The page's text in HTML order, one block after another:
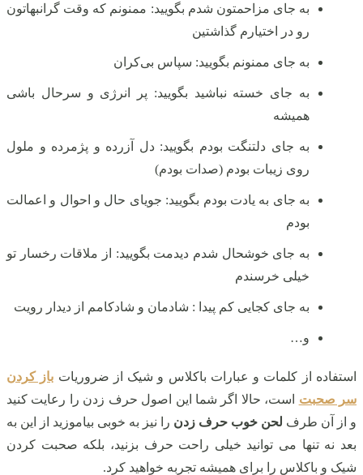
به‌ جای مزاحمتون شدم بگویید: ممنونم که وقت گرانبهاتون
رو در اختیارم گذاشتین
به‌ جای ممنونم بگویید: سپاس بی‌کران
به‌ جای خسته نباشید بگویید: پر انرژی و سرحال باشی
همیشه
به‌ جای دلتنگت بودم بگویید: دل آزرده و پژمرده و ملول
روی زیبات بودم (صدات بودم)
به‌ جای به یادت بودم بگویید: جویای حال و احوال و اعمالت
بودم
به‌ جای خوشحال شدم دیدمت بگویید: از ملاقات رخسار تو
خیلی خرسندم
به‌ جای کجایی کم پیدا : شادمان و شادکامم از دیدار رویت
و…
استفاده از کلمات و عبارات باکلاس و شیک از ضروریات باز کردن
سر صحبت است، حالا اگر شما این اصول حرف زدن را رعایت کنید
و از آن‌ طرف لحن خوب حرف زدن را نیز به‌ خوبی بیاموزید از این به
بعد نه تنها می توانید خیلی راحت حرف بزنید، بلکه صحبت کردن
شیک و باکلاس را برای همیشه تجربه خواهید کرد.